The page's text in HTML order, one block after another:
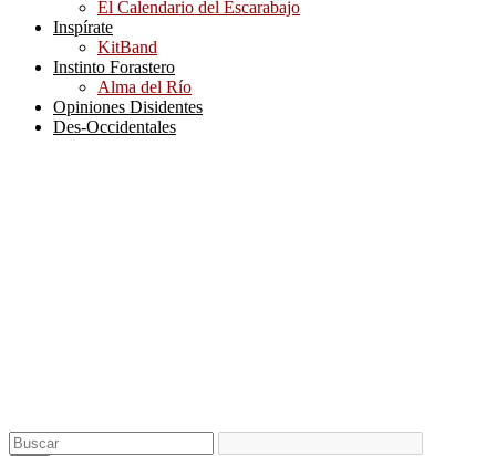
El Calendario del Escarabajo
Inspírate
KitBand
Instinto Forastero
Alma del Río
Opiniones Disidentes
Des-Occidentales